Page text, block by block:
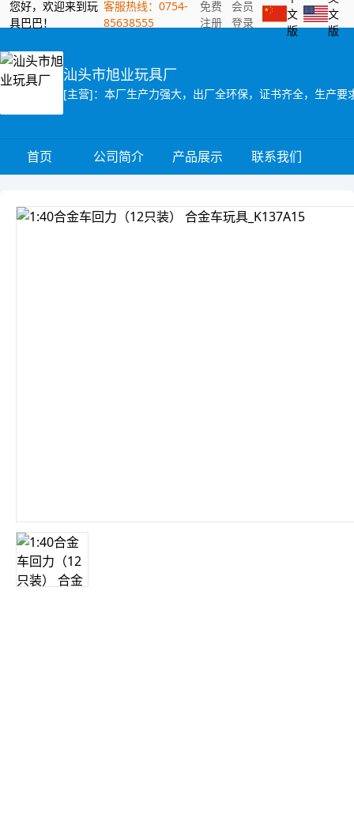
您好，欢迎来到玩
具巴巴！
客服热线：0754-
85638555
免费
注册
会员
登录
文
版
文
版
汕头市旭业玩具厂
[主营]：本厂生产力强大，出厂全环保，证书齐全，生产
首页 公司简介 产品展示 联系我们